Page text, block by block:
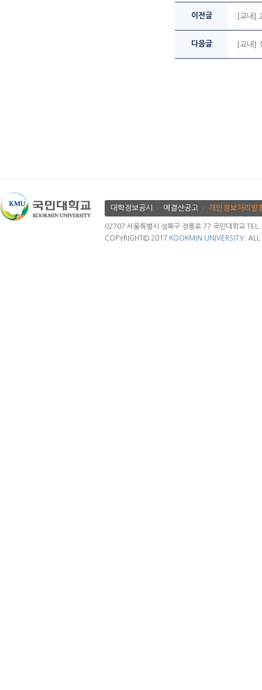
이전글 [교내]
다음글 [교내]
대학정보공시 예결산공고 개인정보처리방
02707 서울특별시 성북구 정릉로 77 국민대학교
COPYRIGHT© 2017 KOOKMIN UNIVERSITY. ALL